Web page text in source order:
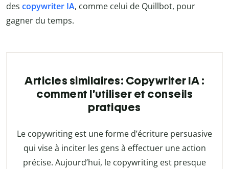
des copywriter IA, comme celui de Quillbot, pour
gagner du temps.
Articles similaires: Copywriter IA :
comment l’utiliser et conseils
pratiques
Le copywriting est une forme d’écriture persuasive
qui vise à inciter les gens à effectuer une action
précise. Aujourd’hui, le copywriting est presque